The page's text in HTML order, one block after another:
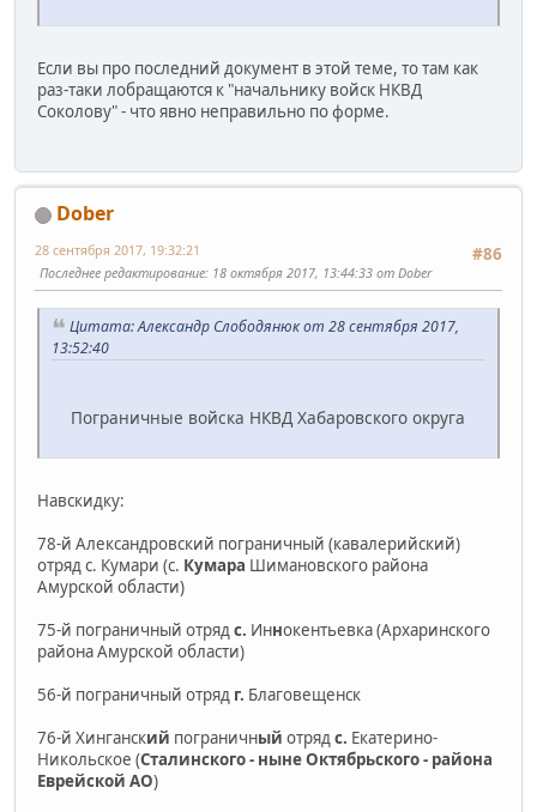
Если вы про последний документ в этой теме, то там как
раз-таки лобращаются к "начальнику войск НКВД
Соколову" - что явно неправильно по форме.
Dober
#86
28 сентября 2017, 19:32:21
Последнее редактирование: 18 октября 2017, 13:44:33 от Dober
Цитата: Александр Слободянюк от 28 сентября 2017,
13:52:40
Пограничные войска НКВД Хабаровского округа
Навскидку:
78-й Александровский пограничный (кавалерийский)
отряд с. Кумари (с. Кумара Шимановского района
Амурской области)
75-й пограничный отрядс. Иннокентьевка (Архаринского
района Амурской области)
56-й пограничный отряд г. Благовещенск
76-й Хинганский пограничный отрядс. Екатерино-
Никольское (Сталинского - ныне Октябрьского - района
Еврейской АО)